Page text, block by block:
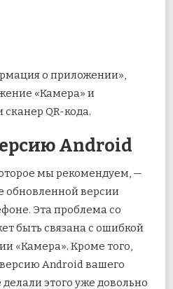
о приложении»,
«Камера» и
сканер QR-кода.
Android
мы рекомендуем, —
обновленной версии
Эта проблема со
быть связана с ошибкой
«Камера». Кроме того,
Android вашего
этого уже довольно